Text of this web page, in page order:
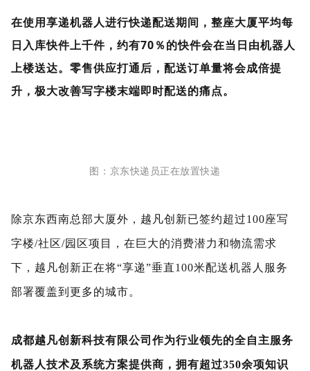
在使用享递机器人进行快递配送期间，整座大厦平均每
日入库快件上千件，约有70％的快件会在当日由机器人
上楼送达。零售供应打通后，配送订单量将会成倍提
升，极大改善写字楼末端即时配送的痛点。
图：京东快递员正在放置快递
除京东西南总部大厦外，越凡创新已签约超过100座写
字楼/社区/园区项目，在巨大的消费潜力和物流需求
下，越凡创新正在将“享递”垂直100米配送机器人服务
部署覆盖到更多的城市。
成都越凡创新科技有限公司作为行业领先的全自主服务
机器人技术及系统方案提供商，拥有超过350余项知识